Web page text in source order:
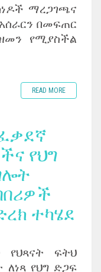
ማረጋገጫና
በመፍጠር
የሚያስችል
READ MORE
የህግ
ተካሄደ
ፍትህ
የህግ ድጋፍ